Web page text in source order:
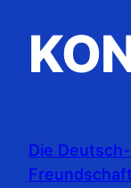
Die